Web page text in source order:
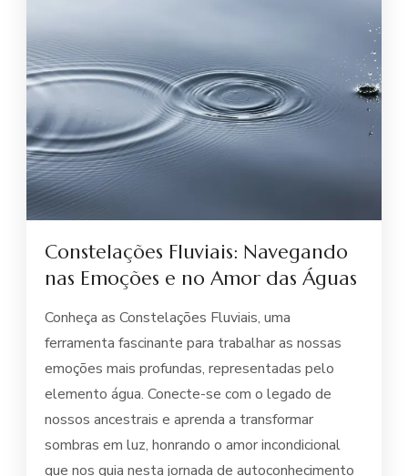
Constelações Fluviais: Navegando
nas Emoções e no Amor das Águas
Conheça as Constelações Fluviais, uma
ferramenta fascinante para trabalhar as nossas
emoções mais profundas, representadas pelo
elemento água. Conecte-se com o legado de
nossos ancestrais e aprenda a transformar
sombras em luz, honrando o amor incondicional
que nos guia nesta jornada de autoconhecimento